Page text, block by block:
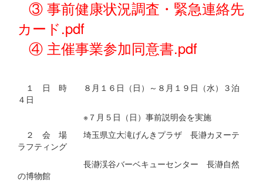
③ 事前健康状況調査・緊急連絡先
カード.pdf
④ 主催事業参加同意書.pdf
１ 日 時 ８月１６日（日）～８月１９日（水）３泊
４日
※７月５日（日）事前説明会を実施
２ 会 場 埼玉県立大滝げんきプラザ 長瀞カヌーテ
ラフティング
長瀞渓谷バーベキューセンター 長瀞自然
の博物館